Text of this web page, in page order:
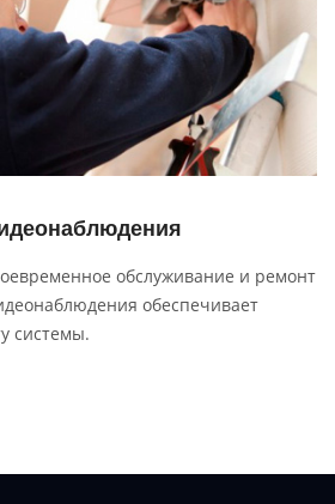
обслуживание и ремонт
обеспечивает
системы.